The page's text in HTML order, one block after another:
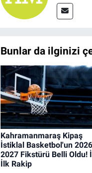
Bunlar da ilginizi
Kahramanmaraş Kipaş
İstiklal Basketbol'un
2027 Fikstürü Belli Oldu!
İlk Rakip